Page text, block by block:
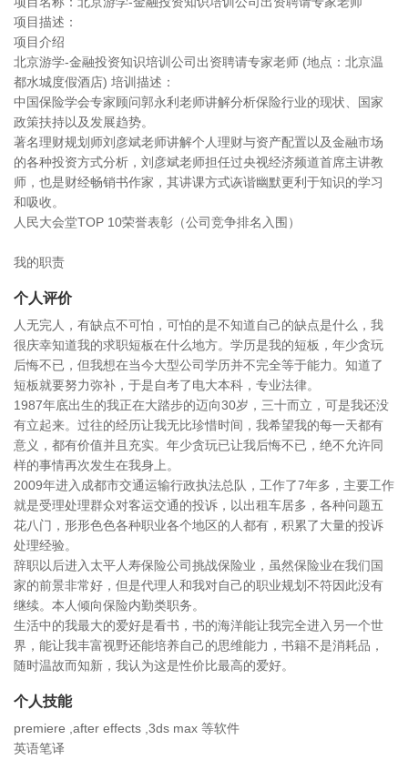
项目描述：
项目介绍
北京游学-金融投资知识培训公司出资聘请专家老师 (地点：北京温
都水城度假酒店) 培训描述：
中国保险学会专家顾问郭永利老师讲解分析保险行业的现状、国家
政策扶持以及发展趋势。
著名理财规划师刘彦斌老师讲解个人理财与资产配置以及金融市场
的各种投资方式分析，刘彦斌老师担任过央视经济频道首席主讲教
师，也是财经畅销书作家，其讲课方式诙谐幽默更利于知识的学习
和吸收。
人民大会堂TOP 10荣誉表彰（公司竞争排名入围）
我的职责
个人评价
人无完人，有缺点不可怕，可怕的是不知道自己的缺点是什么，我
很庆幸知道我的求职短板在什么地方。学历是我的短板，年少贪玩
后悔不已，但我想在当今大型公司学历并不完全等于能力。知道了
短板就要努力弥补，于是自考了电大本科，专业法律。
1987年底出生的我正在大踏步的迈向30岁，三十而立，可是我还没
有立起来。过往的经历让我无比珍惜时间，我希望我的每一天都有
意义，都有价值并且充实。年少贪玩已让我后悔不已，绝不允许同
样的事情再次发生在我身上。
2009年进入成都市交通运输行政执法总队，工作了7年多，主要工作
就是受理处理群众对客运交通的投诉，以出租车居多，各种问题五
花八门，形形色色各种职业各个地区的人都有，积累了大量的投诉
处理经验。
辞职以后进入太平人寿保险公司挑战保险业，虽然保险业在我们国
家的前景非常好，但是代理人和我对自己的职业规划不符因此没有
继续。本人倾向保险内勤类职务。
生活中的我最大的爱好是看书，书的海洋能让我完全进入另一个世
界，能让我丰富视野还能培养自己的思维能力，书籍不是消耗品，
随时温故而知新，我认为这是性价比最高的爱好。
个人技能
premiere ,after effects ,3ds max 等软件
英语笔译